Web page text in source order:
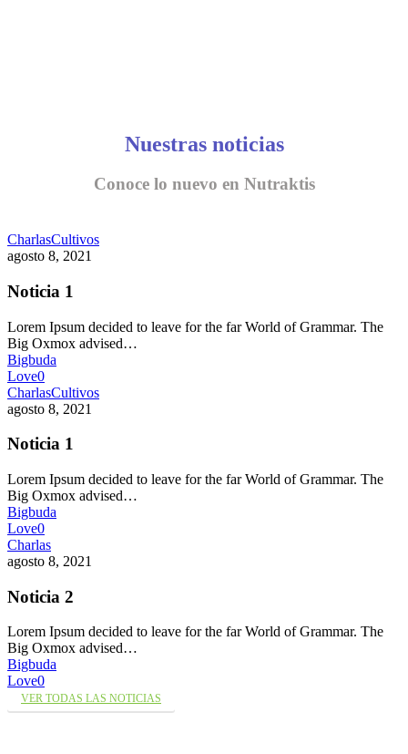
Nuestras noticias
Conoce lo nuevo en Nutraktis
CharlasCultivos
agosto 8, 2021
Noticia 1
Lorem Ipsum decided to leave for the far World of Grammar. The
Big Oxmox advised…
Bigbuda
Love0
CharlasCultivos
agosto 8, 2021
Noticia 1
Lorem Ipsum decided to leave for the far World of Grammar. The
Big Oxmox advised…
Bigbuda
Love0
Charlas
agosto 8, 2021
Noticia 2
Lorem Ipsum decided to leave for the far World of Grammar. The
Big Oxmox advised…
Bigbuda
Love0
VER TODAS LAS NOTICIAS